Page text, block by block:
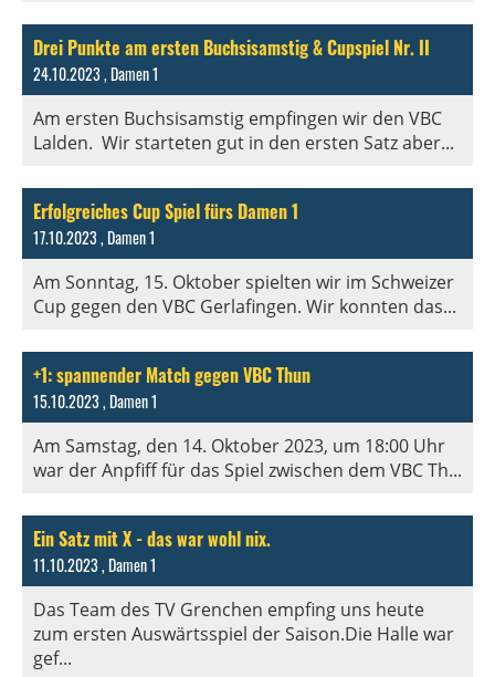
Drei Punkte am ersten Buchsisamstig & Cupspiel Nr. II
24.10.2023, Damen 1
Am ersten Buchsisamstig empfingen wir den VBC
Lalden. Wir starteten gut in den ersten Satz aber...
Erfolgreiches Cup Spiel fürs Damen 1
17.10.2023, Damen 1
Am Sonntag, 15. Oktober spielten wir im Schweizer
Cup gegen den VBC Gerlafingen. Wir konnten das...
+1: spannender Match gegen VBC Thun
15.10.2023, Damen 1
Am Samstag, den 14. Oktober 2023, um 18:00 Uhr
war der Anpfiff für das Spiel zwischen dem VBC Th...
Ein Satz mit X - das war wohl nix.
11.10.2023, Damen 1
Das Team des TV Grenchen empfing uns heute
zum ersten Auswärtsspiel der Saison.Die Halle war
gef...